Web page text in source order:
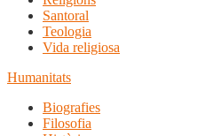
Santoral
Teologia
Vida religiosa
Humanitats
Biografies
Filosofia